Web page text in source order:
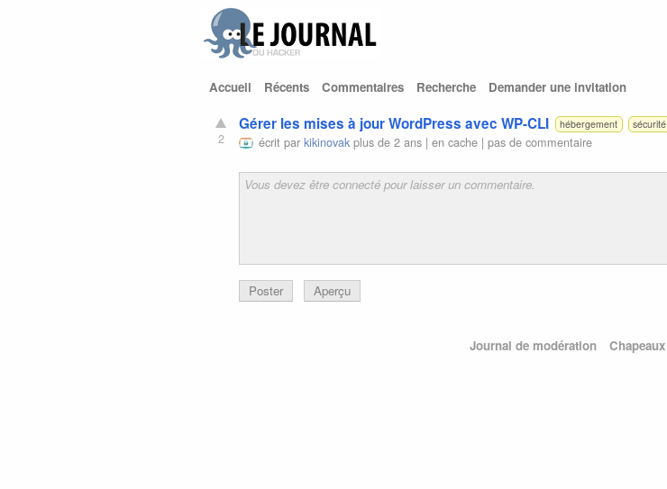
Accueil Récents Commentaires Recherche Demander une invitation
2
Gérer les mises à jour WordPress avec WP-CLI hébergement sécurité
écrit parkikinovak plus de 2 ans |en cache |pas de commentaire
Poster Aperçu
Journal de modération Chapeaux